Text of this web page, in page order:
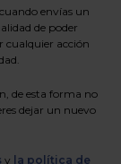
envías un
de poder
cualquier acción
de esta forma no
dejar un nuevo
y la política de